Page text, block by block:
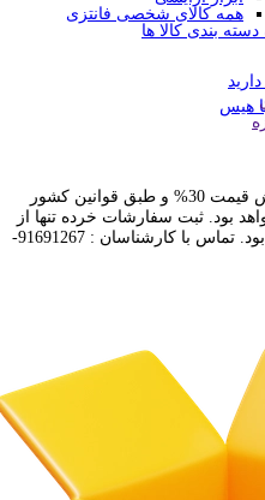
همه کالای شخصی فانتزی
بندی کالا ها
هیس
تمامی محصولات در سال 1403 با کاهش قیمت 30% و طبق قوانین کشور
خواهد بود. ثبت سفارشات خرده تنها از
عاملیت های فروش امکان پذیر خواهد بود. تماس با کارشناسان : 91691267-